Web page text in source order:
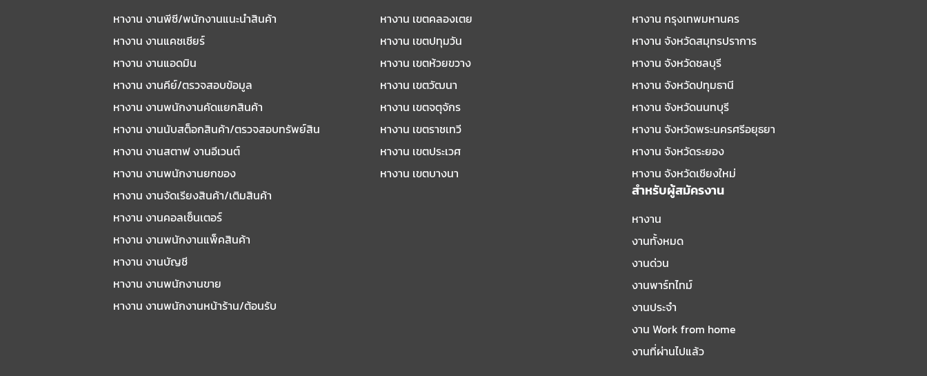
หางาน งานพีซี/พนักงานแนะนําสินค้า
หางาน งานแคชเชียร์
หางาน งานแอดมิน
หางาน งานคีย์/ตรวจสอบข้อมูล
หางาน งานพนักงานคัดแยกสินค้า
หางาน งานนับสต็อกสินค้า/ตรวจสอบทรัพย์สิน
หางาน งานสตาฟ งานอีเวนต์
หางาน งานพนักงานยกของ
หางาน งานจัดเรียงสินค้า/เติมสินค้า
หางาน งานคอลเซ็นเตอร์
หางาน งานพนักงานแพ็คสินค้า
หางาน งานบัญชี
หางาน งานพนักงานขาย
หางาน งานพนักงานหน้าร้าน/ต้อนรับ
หางาน เขตคลองเตย
หางาน เขตปทุมวัน
หางาน เขตห้วยขวาง
หางาน เขตวัฒนา
หางาน เขตจตุจักร
หางาน เขตราชเทวี
หางาน เขตประเวศ
หางาน เขตบางนา
หางาน กรุงเทพมหานคร
หางาน จังหวัดสมุทรปราการ
หางาน จังหวัดชลบุรี
หางาน จังหวัดปทุมธานี
หางาน จังหวัดนนทบุรี
หางาน จังหวัดพระนครศรีอยุธยา
หางาน จังหวัดระยอง
หางาน จังหวัดเชียงใหม่
สำหรับผู้สมัครงาน
หางาน
งานทั้งหมด
งานด่วน
งานพาร์ทไทม์
งานประจำ
งาน Work from home
งานที่ผ่านไปแล้ว